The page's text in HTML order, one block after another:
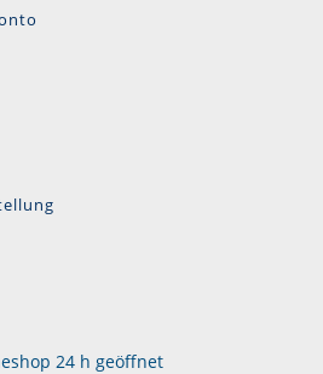
24 h geöffnet